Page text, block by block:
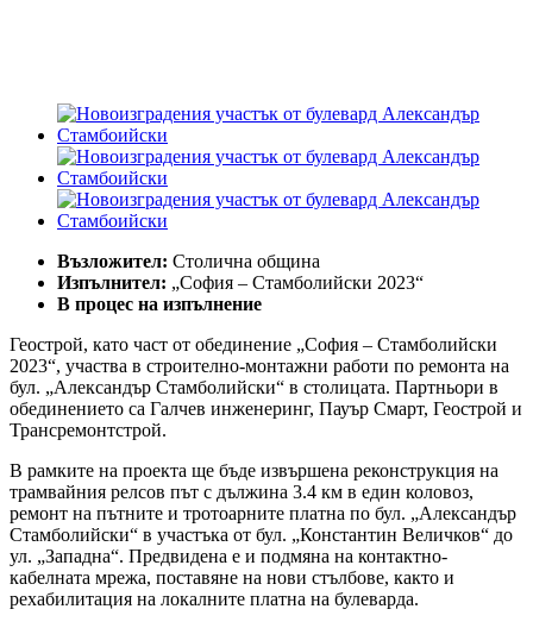
Възложител: Столична община
Изпълнител: „София – Стамболийски 2023“
В процес на изпълнение
Геострой, като част от обединение „София – Стамболийски
2023“, участва в строително-монтажни работи по ремонта на
бул. „Александър Стамболийски“ в столицата. Партньори в
обединението са Галчев инженеринг, Пауър Смарт, Геострой и
Трансремонтстрой.
В рамките на проекта ще бъде извършена реконструкция на
трамвайния релсов път с дължина 3.4 км в един коловоз,
ремонт на пътните и тротоарните платна по бул. „Александър
Стамболийски“ в участъка от бул. „Константин Величков“ до
ул. „Западна“. Предвидена е и подмяна на контактно-
кабелната мрежа, поставяне на нови стълбове, както и
рехабилитация на локалните платна на булеварда.